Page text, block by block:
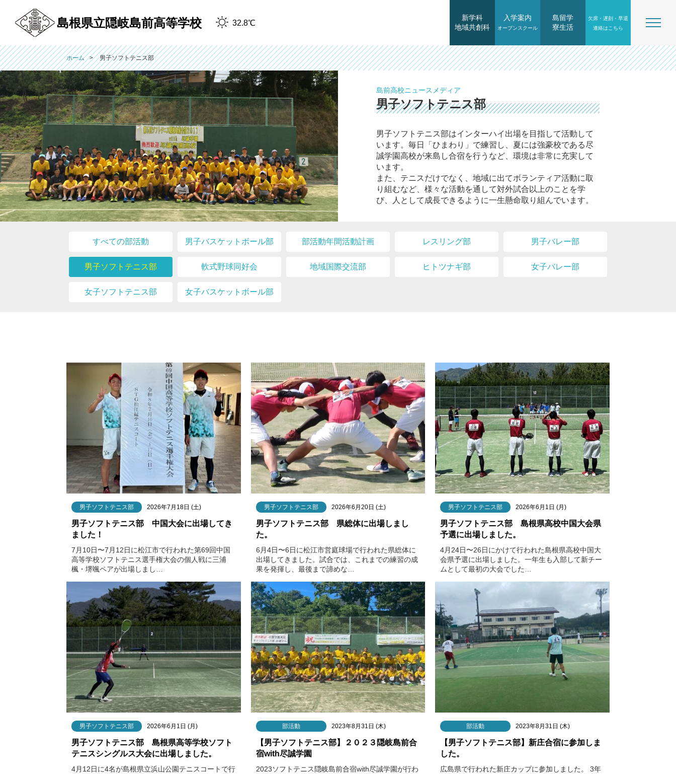
島根県立隠岐島前高等学校 32.8℃
新学科
地域共創科
入学案内
オープンスクール
島留学
寮生活
欠席・遅刻・早退
連絡はこちら
ホーム 男子ソフトテニス部
島前高校ニュースメディア
男子ソフトテニス部
男子ソフトテニス部はインターハイ出場を目指して活動して
います。毎日「ひまわり」で練習し、夏には強豪校である尽
誠学園高校が来島し合宿を行うなど、環境は非常に充実して
います。
また、テニスだけでなく、地域に出てボランティア活動に取
り組むなど、様々な活動を通して対外試合以上のことを学
び、人として成長できるように一生懸命取り組んでいます。
すべての部活動 男子バスケットボール部 部活動年間活動計画 レスリング部 男子バレー部
男子ソフトテニス部 軟式野球同好会 地域国際交流部 ヒトツナギ部 女子バレー部
女子ソフトテニス部 女子バスケットボール部
男子ソフトテニス部 2026年7月18日 (土)
男子ソフトテニス部 中国大会に出場してき
ました！
7月10日〜7月12日に松江市で行われた第69回中国
高等学校ソフトテニス選手権大会の個人戦に三浦
楓・堺颯ペアが出場しまし…
男子ソフトテニス部 2026年6月20日 (土)
男子ソフトテニス部 県総体に出場しまし
た。
6月4日〜6日に松江市営庭球場で行われた県総体に
出場してきました。試合では、これまでの練習の成
果を発揮し、最後まで諦めな…
男子ソフトテニス部 2026年6月1日 (月)
男子ソフトテニス部 島根県高校中国大会県
予選に出場しました。
4月24日〜26日にかけて行われた島根県高校中国大
会県予選に出場しました。一年生も入部して新チー
ムとして最初の大会でした…
男子ソフトテニス部 2026年6月1日 (月)
男子ソフトテニス部 島根県高等学校ソフト
テニスシングルス大会に出場しました。
4月12日に4名が島根県立浜山公園テニスコートで行
部活動 2023年8月31日 (木)
【男子ソフトテニス部】２０２３隠岐島前合
宿with尽誠学園
2023ソフトテニス隠岐島前合宿with尽誠学園が行わ
部活動 2023年8月31日 (木)
【男子ソフトテニス部】新庄合宿に参加しま
した。
広島県で行われた新庄カップに参加しました。 3年